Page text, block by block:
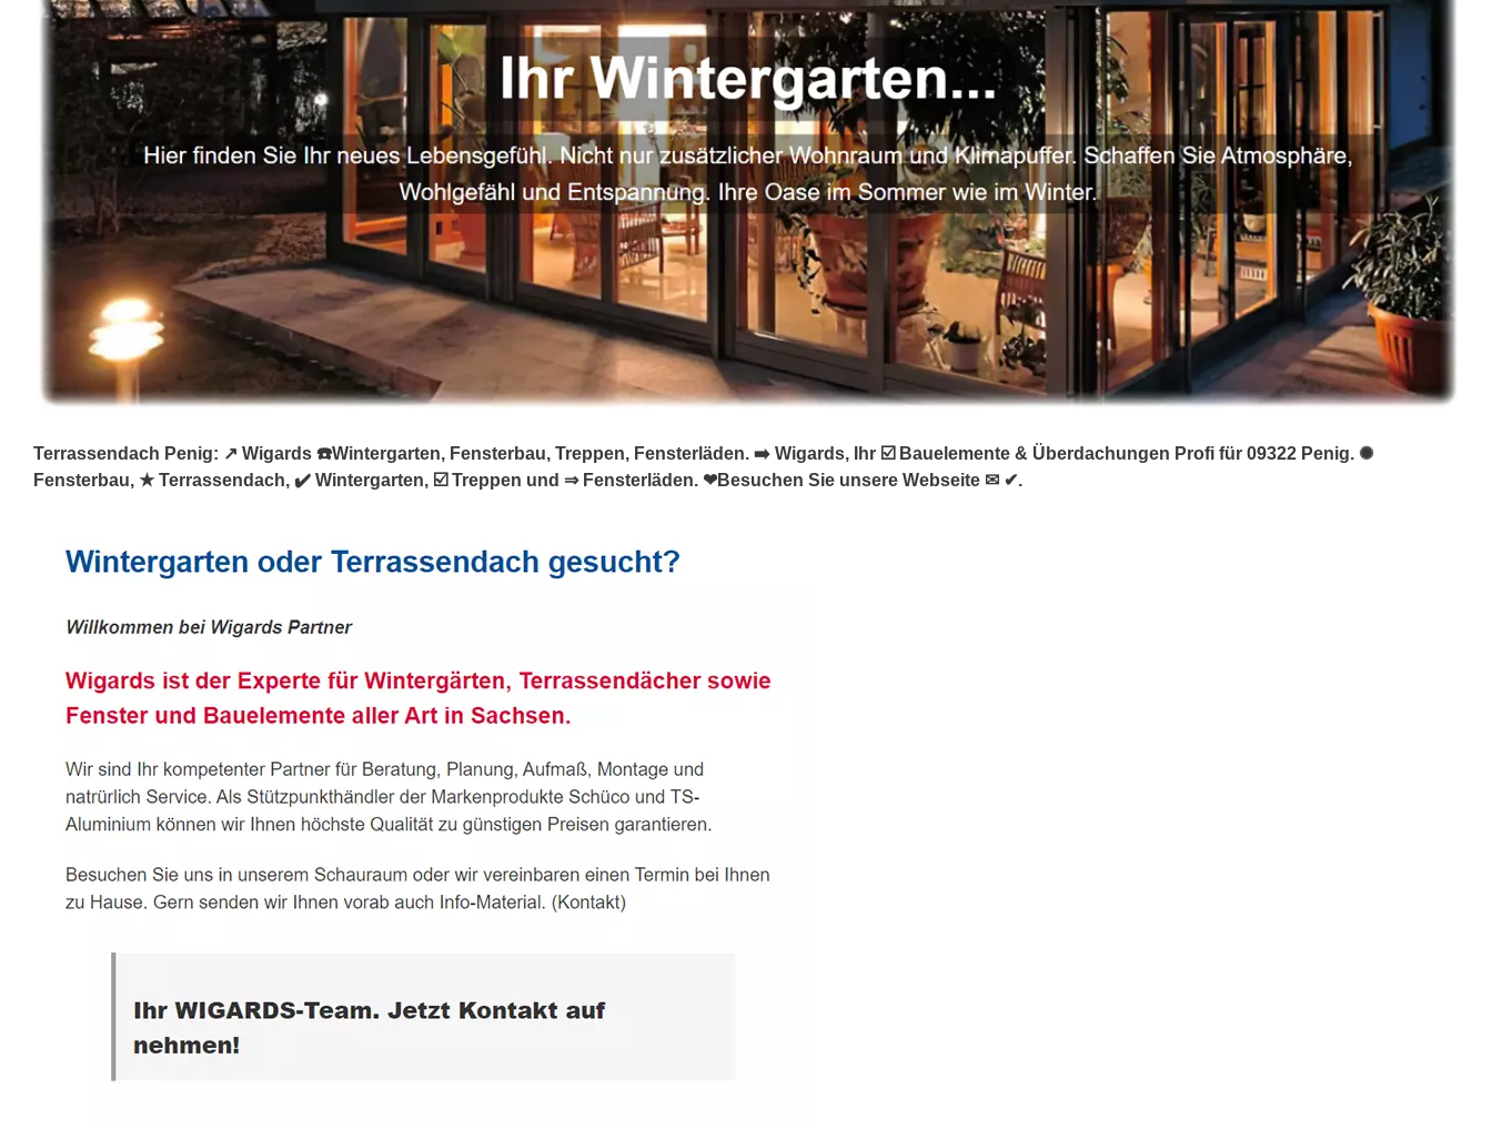
Terrassendach Penig: ↗️ Wigards ☎️Wintergarten, Fensterbau, Treppen, Fensterläden. ➡️ Wigards, Ihr ☑️ Bauelemente & Überdachungen Profi für 09322 Penig. ✺
Fensterbau, ★ Terrassendach, ✔️ Wintergarten, ☑️ Treppen und ⇒ Fensterläden. ❤Besuchen Sie unsere Webseite ✉ ✔.